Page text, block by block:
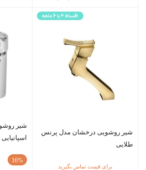
شیر روشویی درخشان مدل پرنس
طلایی
برای قیمت تماس بگیرید
شیر
اسپانیایی
16%